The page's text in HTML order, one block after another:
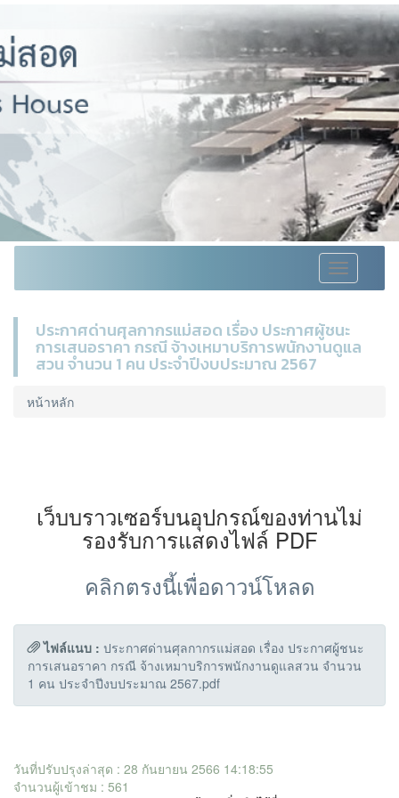
Toggle
navigation
ประกาศด่านศุลกากรแม่สอด เรื่อง ประกาศผู้ชนะ
การเสนอราคา กรณี จ้างเหมาบริการพนักงานดูแล
สวน จำนวน 1 คน ประจำปีงบประมาณ 2567
หน้าหลัก
เว็บบราวเซอร์บนอุปกรณ์ของท่านไม่
รองรับการแสดงไฟล์ PDF
คลิกตรงนี้เพื่อดาวน์โหลด
ไฟล์แนบ : ประกาศด่านศุลกากรแม่สอด เรื่อง ประกาศผู้ชนะ
การเสนอราคา กรณี จ้างเหมาบริการพนักงานดูแลสวน จำนวน
1 คน ประจำปีงบประมาณ 2567.pdf
วันที่ปรับปรุงล่าสุด : 28 กันยายน 2566 14:18:55
จำนวนผู้เข้าชม : 561